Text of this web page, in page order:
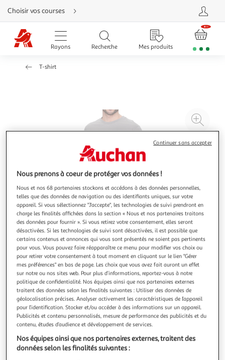
Aller
directement
au
contenu
Aller
directement
Aller
besoin
Choisir vos courses
Rayons Recherche Mes produits
T-shirt
à
Illustration
précédente
Illustration
suivante
ELLESSE
T shirt Homme Ellesse Caserio
Optez pour ce t-shirt Ellesse disponible à petit prix !-
Coloris . gris- Manches courtes- 100% coton- Col rond-
Coupe altique
En savoir +
Vous voulez connaître le prix de ce produit ?
Nous prenons à coeur de protéger vos données !
Nous et nos 68 partenaires stockons et accédons à des données personnelles,
telles que des données de navigation ou des identifiants uniques, sur votre
appareil. Si vous sélectionnez "J'accepte", les technologies de suivi prendront en
charge les finalités affichées dans la section « Nous et nos partenaires traitons
des données pour fournir ». Si vous retirez votre consentement, elles seront
désactivées. Si les technologies de suivi sont désactivées, il est possible que
certains contenus et annonces qui vous sont présentés ne soient pas pertinents
pour vous. Vous pouvez faire réapparaître ce menu pour modifier vos choix ou
pour retirer votre consentement à tout moment en cliquant sur le lien "Gérer
mes préférences" en bas de page. Les choix que vous avez fait auront un effet
sur notre ou nos sites web. Pour plus d’informations, reportez-vous à notre
politique de confidentialité. Nos équipes ainsi que nos partenaires externes
traitent des données selon les finalités suivantes : Utiliser des données de
géolocalisation précises. Analyser activement les caractéristiques de l’appareil
pour l’identification. Stocker et/ou accéder à des informations sur un appareil.
Publicités et contenu personnalisés, mesure de performance des publicités et du
contenu, études d’audience et développement de services.
Nos équipes ainsi que nos partenaires externes, traitent des
données selon les finalités suivantes :
Continuer sans accepter